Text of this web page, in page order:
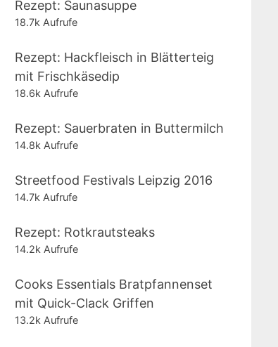
Rezept: Saunasuppe
18.7k Aufrufe
Rezept: Hackfleisch in Blätterteig
mit Frischkäsedip
18.6k Aufrufe
Rezept: Sauerbraten in Buttermilch
14.8k Aufrufe
Streetfood Festivals Leipzig 2016
14.7k Aufrufe
Rezept: Rotkrautsteaks
14.2k Aufrufe
Cooks Essentials Bratpfannenset
mit Quick-Clack Griffen
13.2k Aufrufe